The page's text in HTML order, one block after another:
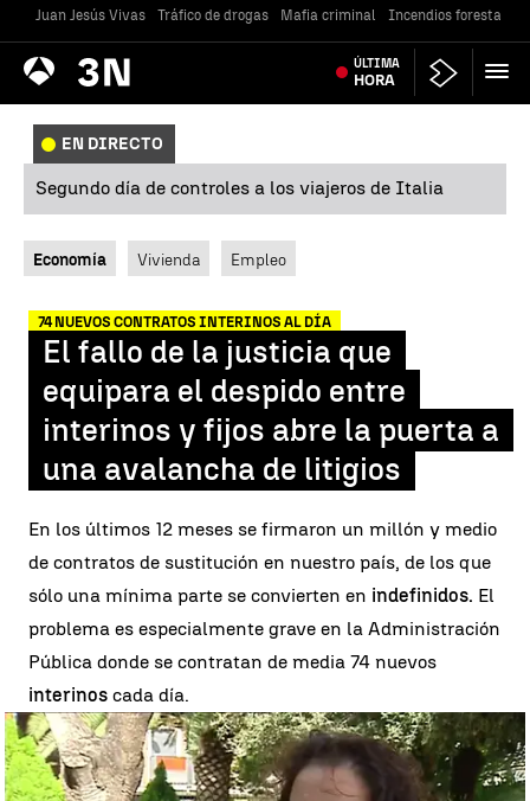
Juan Jesús Vivas Tráfico de drogas Mafia criminal Incendios forestales
Antena
3 Noticias ÚLTIMA
HORA
EN DIRECTO
Segundo día de controles a los viajeros de Italia
Economía Vivienda Empleo
74 NUEVOS CONTRATOS INTERINOS AL DÍA
El fallo de la justicia que
equipara el despido entre
interinos y fijos abre la puerta a
una avalancha de litigios
En los últimos 12 meses se firmaron un millón y medio
de contratos de sustitución en nuestro país, de los que
sólo una mínima parte se convierten en indefinidos. El
problema es especialmente grave en la Administración
Pública donde se contratan de media 74 nuevos
interinos cada día.
El fallo de la justicia que equipara el despido entre interinos y fijos
abre la puerta a una avalancha de litigios |antena3.com